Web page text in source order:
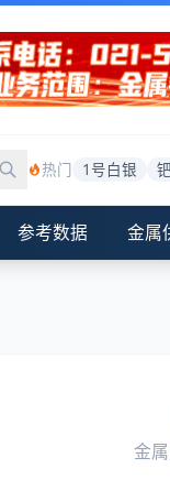
热门 1号白银
参考数据 金属
金